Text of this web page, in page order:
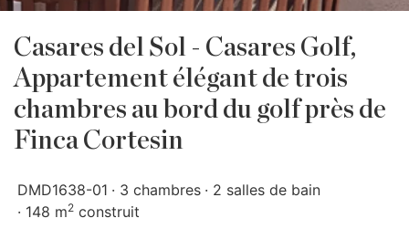
Casares del Sol - Casares Golf,
Appartement élégant de trois
chambres au bord du golf près de
Finca Cortesin
DMD1638-01 3 chambres
2 salles de bain
148 m2 construit